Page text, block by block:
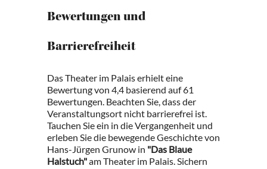
Bewertungen und
Barrierefreiheit
Das Theater im Palais erhielt eine
Bewertung von 4,4 basierend auf 61
Bewertungen. Beachten Sie, dass der
Veranstaltungsort nicht barrierefrei ist.
Tauchen Sie ein in die Vergangenheit und
erleben Sie die bewegende Geschichte von
Hans-Jürgen Grunow in "Das Blaue
Halstuch"am Theater im Palais. Sichern